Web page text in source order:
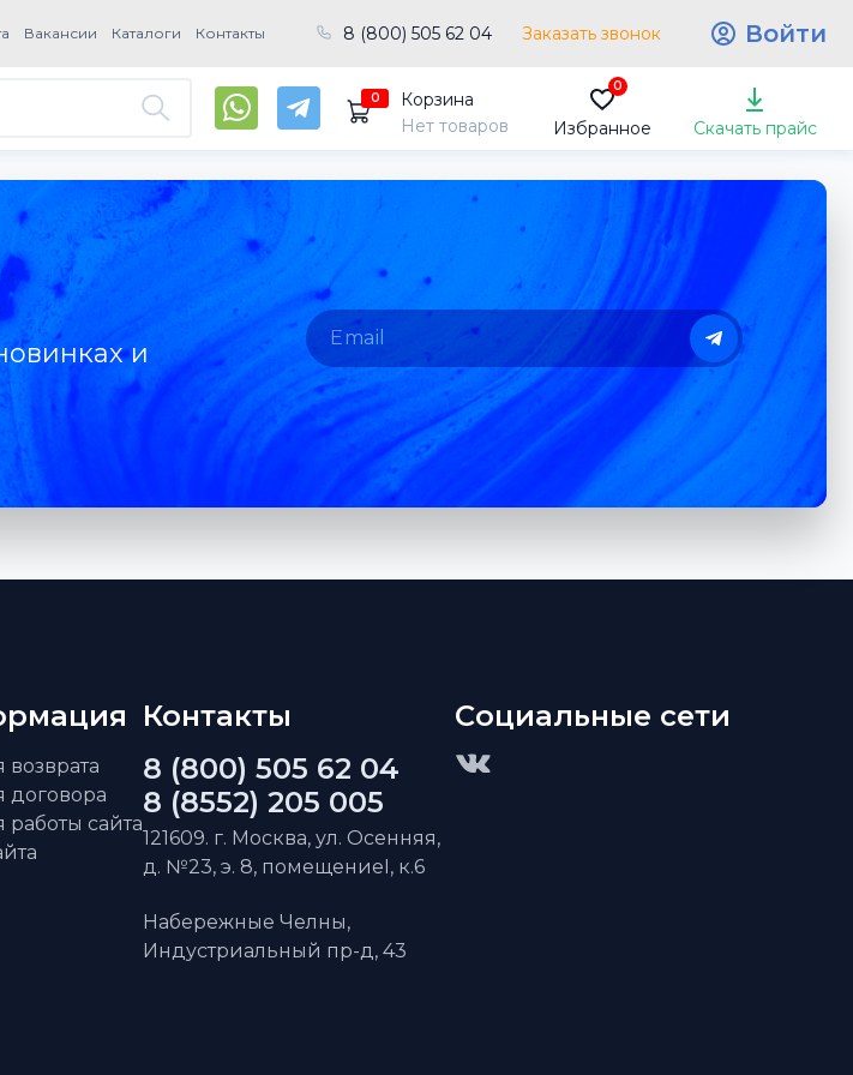
Вакансии Каталоги Контакты 8 (800) 505 62 04 Заказать звонок Войти
0
Корзина
Нет товаров
0
Избранное Скачать прайс
и
возврата
договора
работы сайта
Контакты
8 (800) 505 62 04
8 (8552) 205 005
121609. г. Москва, ул. Осенняя,
д. №23, э. 8, помещениеI, к.6
Набережные Челны,
Индустриальный пр-д, 43
Социальные сети